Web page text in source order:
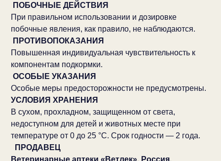
ПОБОЧНЫЕ ДЕЙСТВИЯ
При правильном использовании и дозировке
побочные явления, как правило, не наблюдаются.
ПРОТИВОПОКАЗАНИЯ
Повышенная индивидуальная чувствительность к
компонентам подкормки.
ОСОБЫЕ УКАЗАНИЯ
Особые меры предосторожности не предусмотрены.
УСЛОВИЯ ХРАНЕНИЯ
В сухом, прохладном, защищенном от света,
недоступном для детей и животных месте при
температуре от 0 до 25 °С. Срок годности — 2 года.
ПРОДАВЕЦ
Ветеринарные аптеки «Ветлек», Россия.